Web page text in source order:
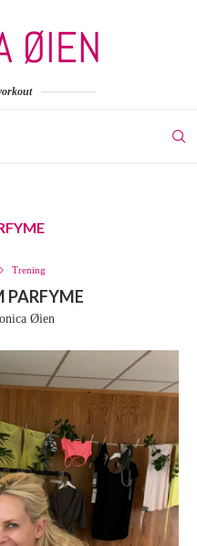
Trening
PARFYME
Øien